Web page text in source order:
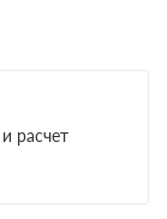
расчет